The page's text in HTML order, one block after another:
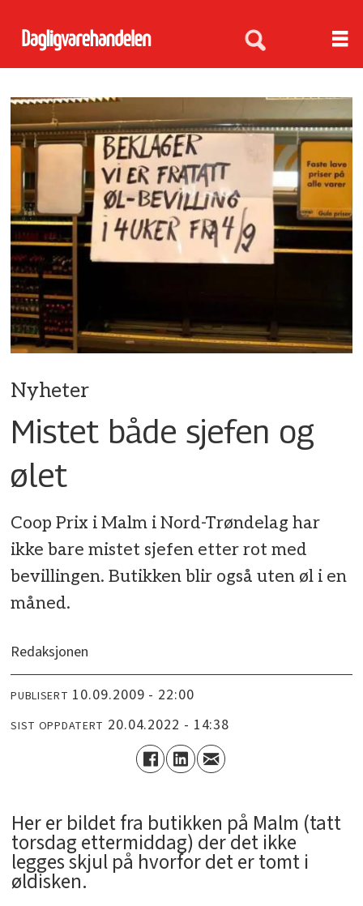
Nyheter
Mistet både sjefen og
ølet
Coop Prix i Malm i Nord-Trøndelag har
ikke bare mistet sjefen etter rot med
bevillingen. Butikken blir også uten øl i en
måned.
Redaksjonen
PUBLISERT 10.09.2009 - 22:00
SIST OPPDATERT 20.04.2022 - 14:38
Her er bildet fra butikken på Malm (tatt
torsdag ettermiddag) der det ikke
legges skjul på hvorfor det er tomt i
øldisken.